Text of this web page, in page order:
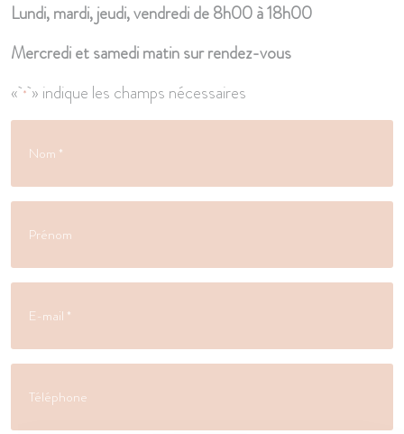
Lundi, mardi, jeudi, vendredi de 8h00 à 18h00
Mercredi et samedi matin sur rendez-vous
«*» indique les champs nécessaires
mail